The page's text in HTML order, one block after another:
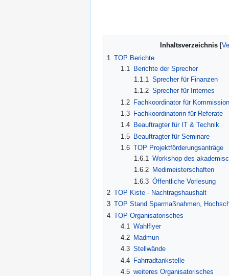
Inhaltsverzeichnis
1 TOP Berichte
1.1
Berichte der Sprecher
1.1.1 Sprecher für Finanzen
1.1.2 Sprecher für Internes
1.2 Fachkoordinator für
1.3
Fachkoordinatorin für Referate
1.4
Beauftragter für IT & Technik
1.5 Beauftragter für Seminare
1.6 TOP Projektförderungsanträge
1.6.1 Workshop des
1.6.2 Medimeisterschaften
1.6.3 Öffentliche Vorlesung
2 TOP Kiste - Nachtragshaushalt
3 TOP Stand Sparmaßnahmen,
4 TOP Organisatorisches
4.1 Wahlflyer
4.2
Madmun
4.3 Stellwände
4.4 Fahrradtankstelle
4.5 weiteres Organisatorisches